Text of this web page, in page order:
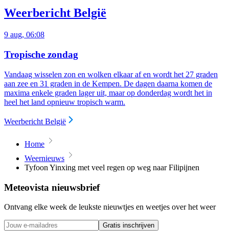
Weerbericht België
9 aug, 06:08
Tropische zondag
Vandaag wisselen zon en wolken elkaar af en wordt het 27 graden
aan zee en 31 graden in de Kempen. De dagen daarna komen de
maxima enkele graden lager uit, maar op donderdag wordt het in
heel het land opnieuw tropisch warm.
Weerbericht België
Home
Weernieuws
Tyfoon Yinxing met veel regen op weg naar Filipijnen
Meteovista nieuwsbrief
Ontvang elke week de leukste nieuwtjes en weetjes over het weer
Gratis inschrijven